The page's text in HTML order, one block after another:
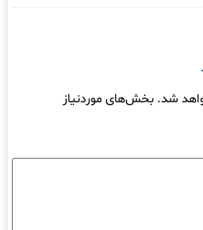
شد. بخش‌های موردنیاز